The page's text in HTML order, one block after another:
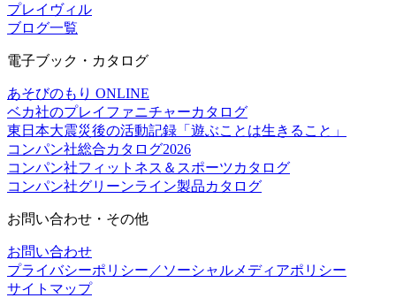
プレイヴィル
ブログ一覧
電子ブック・カタログ
あそびのもり ONLINE
ベカ社のプレイファニチャーカタログ
東日本大震災後の活動記録「遊ぶことは生きること」
コンパン社総合カタログ2026
コンパン社フィットネス＆スポーツカタログ
コンパン社グリーンライン製品カタログ
お問い合わせ・その他
お問い合わせ
プライバシーポリシー／ソーシャルメディアポリシー
サイトマップ